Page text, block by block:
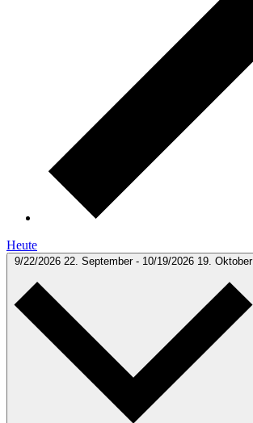
Heute
9/22/2026 22. September - 10/19/2026 19. Oktober